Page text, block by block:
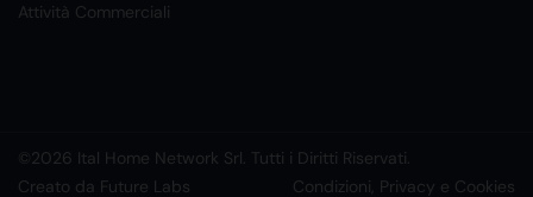
Attività Commerciali
©2026 Ital Home Network Srl. Tutti i Diritti Riservati.
Creato da Future Labs
Condizioni, Privacy e Cookies